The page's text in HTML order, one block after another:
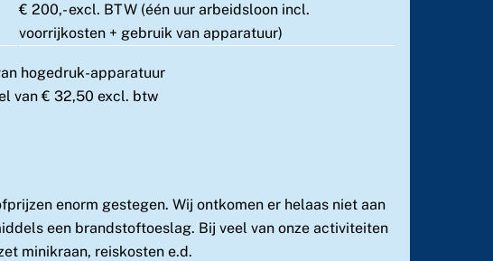
€ 200,- excl. BTW (één uur arbeidsloon incl.
voorrijkosten + gebruik van apparatuur)
hogedruk-apparatuur
van € 32,50 excl. btw
enorm gestegen. Wij ontkomen er helaas niet aan
een brandstoftoeslag. Bij veel van onze activiteiten
minikraan, reiskosten e.d.